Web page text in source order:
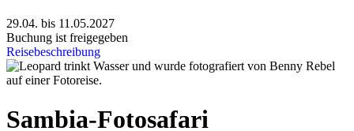
29.04. bis 11.05.2027
Buchung ist freigegeben
Reisebeschreibung
Sambia-Fotosafari